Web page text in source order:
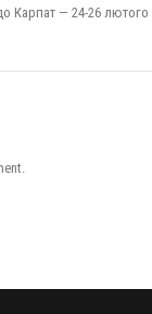
Карпат — 24-26 лютого